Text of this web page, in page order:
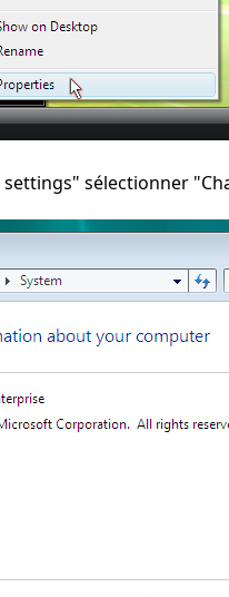
sélectionner